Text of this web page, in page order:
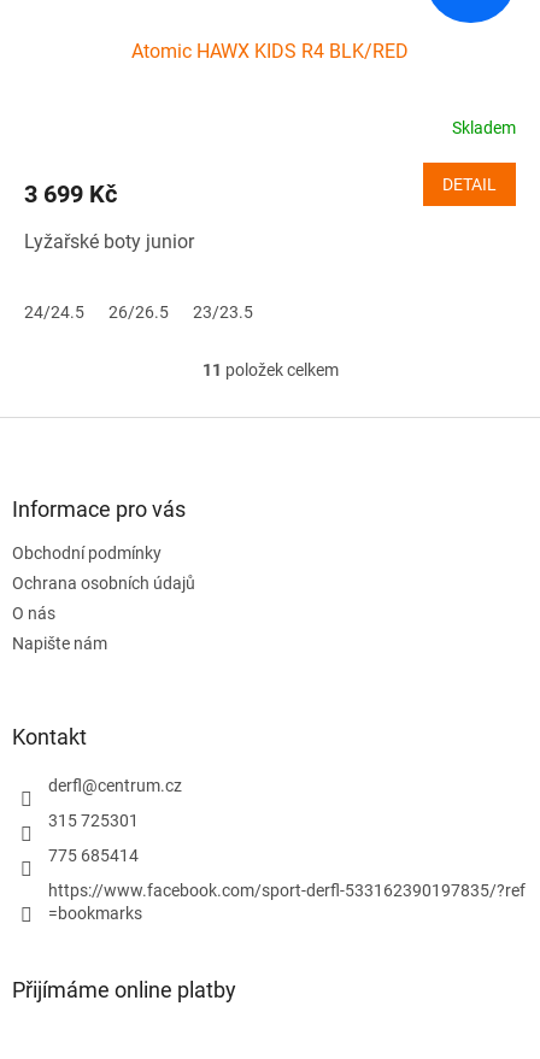
Atomic HAWX KIDS R4 BLK/RED
Skladem
3 699 Kč DETAIL
Lyžařské boty junior
24/24.5 26/26.5 23/23.5
O
l
11 položek celkem
Informace pro vás
Obchodní podmínky
Ochrana osobních údajů
O nás
Napište nám
Kontakt
derfl@centrum.cz
315 725301
775 685414
https://www.facebook.com/sport-derfl-533162390197835/?ref
=bookmarks
Přijímáme online platby